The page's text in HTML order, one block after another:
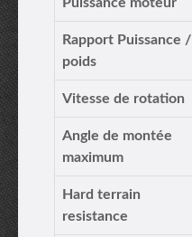
Rapport Puissance /
poids
Vitesse de rotation
Angle de montée
maximum
Hard terrain
resistance